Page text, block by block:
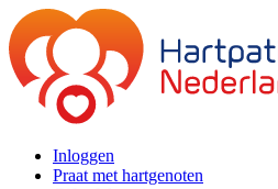
Inloggen
Praat met hartgenoten